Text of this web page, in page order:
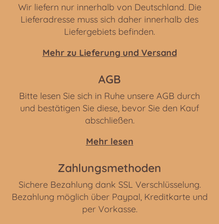
Wir liefern nur innerhalb von Deutschland. Die
Lieferadresse muss sich daher innerhalb des
Liefergebiets befinden.
Mehr zu Lieferung und Versand
AGB
Bitte lesen Sie sich in Ruhe unsere AGB durch
und bestätigen Sie diese, bevor Sie den Kauf
abschließen.
Mehr lesen
Zahlungsmethoden
Sichere Bezahlung dank SSL Verschlüsselung.
Bezahlung möglich über Paypal, Kreditkarte und
per Vorkasse.